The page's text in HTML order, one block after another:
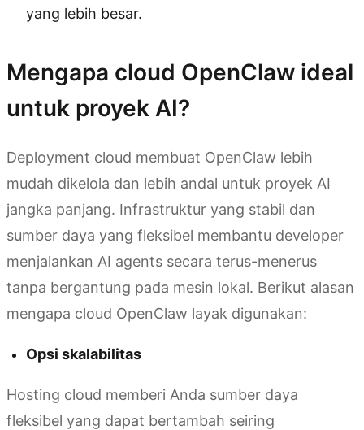
yang lebih besar.
Mengapa cloud OpenClaw ideal
untuk proyek AI?
Deployment cloud membuat OpenClaw lebih
mudah dikelola dan lebih andal untuk proyek AI
jangka panjang. Infrastruktur yang stabil dan
sumber daya yang fleksibel membantu developer
menjalankan AI agents secara terus-menerus
tanpa bergantung pada mesin lokal. Berikut alasan
mengapa cloud OpenClaw layak digunakan:
Opsi skalabilitas
Hosting cloud memberi Anda sumber daya
fleksibel yang dapat bertambah seiring